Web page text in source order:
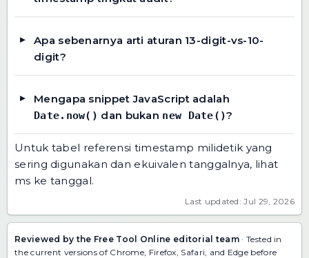
Apa sebenarnya arti aturan 13-digit-vs-10-
digit?
Mengapa snippet JavaScript adalah
Date.now() dan bukan new Date()?
Untuk tabel referensi timestamp milidetik yang
sering digunakan dan ekuivalen tanggalnya, lihat
ms ke tanggal.
Last updated: Jul 29, 2026
Reviewed by the Free Tool Online editorial team · Tested in
the current versions of Chrome, Firefox, Safari, and Edge before